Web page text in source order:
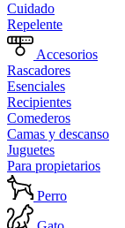
Cuidado
Repelente
Accesorios
Rascadores
Esenciales
Recipientes
Comederos
Camas y descanso
Juguetes
Para propietarios
Perro